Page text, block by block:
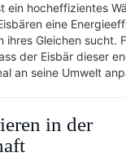
ein hocheffizientes
eine
ihres Gleichen sucht.
der Eisbär dieser
an seine Umwelt
in der